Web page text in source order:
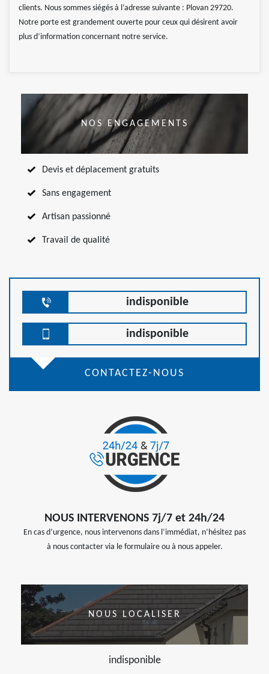
clients. Nous sommes siégés à l’adresse suivante : Plovan 29720.
Notre porte est grandement ouverte pour ceux qui désirent avoir
plus d’information concernant notre service.
NOS ENGAGEMENTS
Devis et déplacement gratuits
Sans engagement
Artisan passionné
Travail de qualité
indisponible
indisponible
CONTACTEZ-NOUS
NOUS INTERVENONS 7j/7 et 24h/24
En cas d’urgence, nous intervenons dans l’immédiat, n’hésitez pas
à nous contacter via le formulaire ou à nous appeler.
NOUS LOCALISER
indisponible